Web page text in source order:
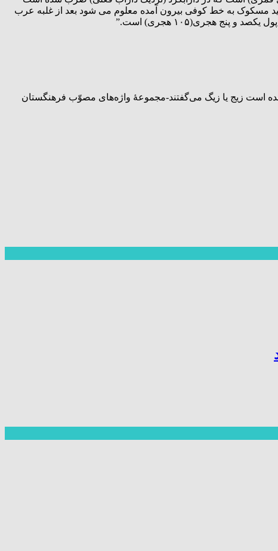
مسکوک به خط کوفی بیرون آمده معلوم می شود بعد از غلبه عرب
هجری(۱۰۵ هجری) است.”
است زیج یا زیگ می‌گفتند-مجموعهٔ واژه‌های مصوّب فرهنگستان